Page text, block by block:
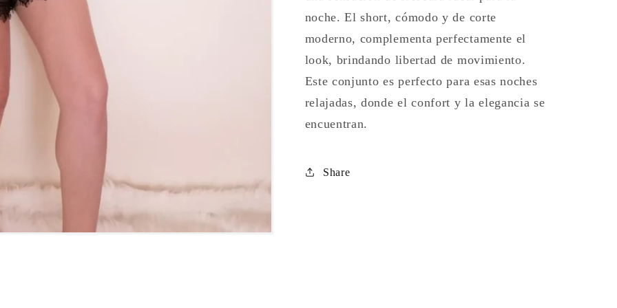
noche. El short, cómodo y de corte
moderno, complementa perfectamente el
look, brindando libertad de movimiento.
Este conjunto es perfecto para esas noches
relajadas, donde el confort y la elegancia se
encuentran.
Share